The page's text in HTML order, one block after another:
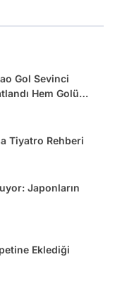
Gol Sevinci
Hem Golü
Tiyatro Rehberi
Japonların
Eklediği